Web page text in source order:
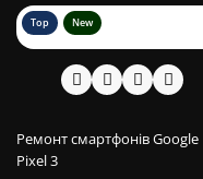
Top New
Ремонт смартфонів Google
Pixel 3